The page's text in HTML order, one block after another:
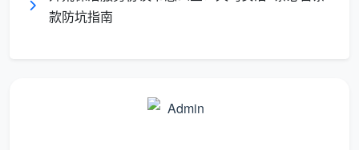
100平就是100平，总价签合同即锁定，全程零增项。
条写出来。成都天均安洁保洁签单时出具12项精保洁确
认单，做完一项勾一项，业主逐项验收，缺一项不签
款防坑指南